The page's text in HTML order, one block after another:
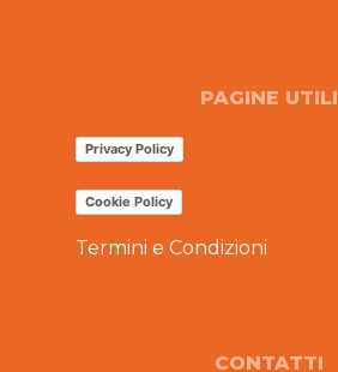
PAGINE UTILI
Privacy Policy
Cookie Policy
Termini e Condizioni
CONTATTI